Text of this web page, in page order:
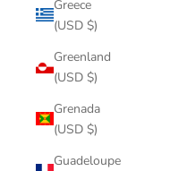
Greece
(USD $)
Greenland
(USD $)
Grenada
(USD $)
Guadeloupe